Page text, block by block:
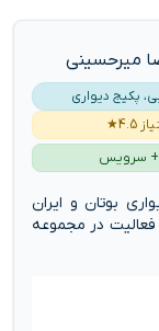
میرحسینی
پکیج دیواری
4.5★
بوتان و ایران
فعالیت در مجموعه